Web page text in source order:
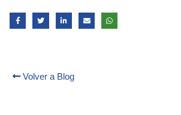
Volver a Blog